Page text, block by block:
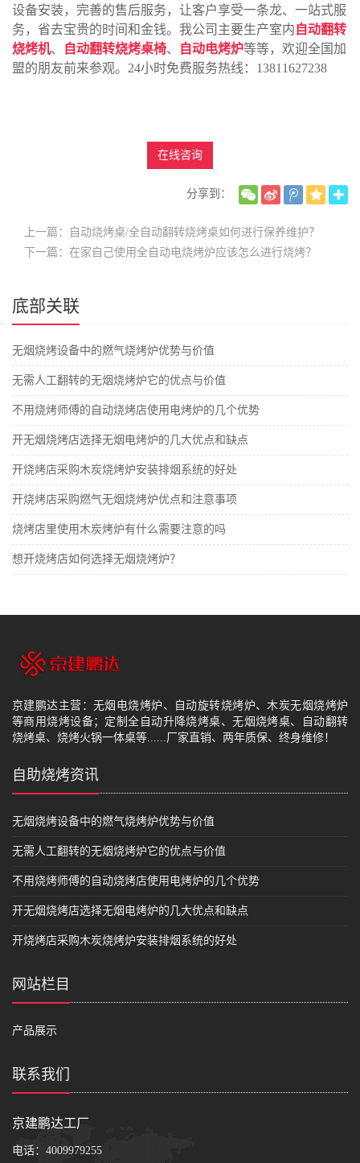
设备安装，完善的售后服务，让客户享受一条龙、一站式服
务，省去宝贵的时间和金钱。我公司主要生产室内 自动翻转
烧烤机、 自动翻转烧烤桌椅、 自动电烤炉等等，欢迎全国加
盟的朋友前来参观。24小时免费服务热线：13811627238
在线咨询
分享到：
上一篇：自动烧烤桌/全自动翻转烧烤桌如何进行保养维护？
下一篇：在家自己使用全自动电烧烤炉应该怎么进行烧烤？
底部关联
无烟烧烤设备中的燃气烧烤炉优势与价值
无需人工翻转的无烟烧烤炉它的优点与价值
不用烧烤师傅的自动烧烤店使用电烤炉的几个优势
开无烟烧烤店选择无烟电烤炉的几大优点和缺点
开烧烤店采购木炭烧烤炉安装排烟系统的好处
开烧烤店采购燃气无烟烧烤炉优点和注意事项
烧烤店里使用木炭烤炉有什么需要注意的吗
想开烧烤店如何选择无烟烧烤炉？
京建鹏达主营：无烟电烧烤炉、自动旋转烧烤炉、木炭无烟烧烤炉
等商用烧烤设备；定制全自动升降烧烤桌、无烟烧烤桌、自动翻转
烧烤桌、烧烤火锅一体桌等......厂家直销、两年质保、终身维修！
自助烧烤资讯
无烟烧烤设备中的燃气烧烤炉优势与价值
无需人工翻转的无烟烧烤炉它的优点与价值
不用烧烤师傅的自动烧烤店使用电烤炉的几个优势
开无烟烧烤店选择无烟电烤炉的几大优点和缺点
开烧烤店采购木炭烧烤炉安装排烟系统的好处
网站栏目
产品展示
联系我们
京建鹏达工厂
电话： 4009979255